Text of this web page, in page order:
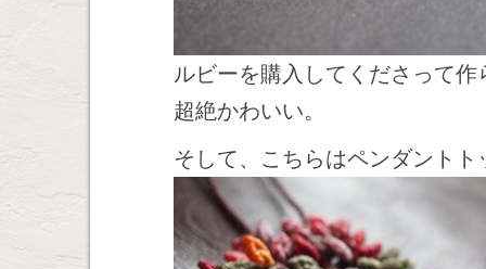
ルビーを購入してくださって作
超絶かわいい。
そして、こちらはペンダントト